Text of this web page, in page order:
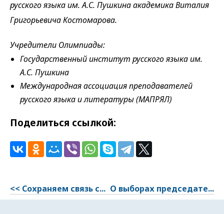
русского языка им. А.С. Пушкина академика Виталия
Григорьевича Костомарова.
Учредители Олимпиады:
Государственный институт русского языка им.
А.С. Пушкина
Международная ассоциация преподавателей
русского языка и литературы (МАПРЯЛ)
Поделиться ссылкой:
<< Сохраняем связь с... О выборах председате...